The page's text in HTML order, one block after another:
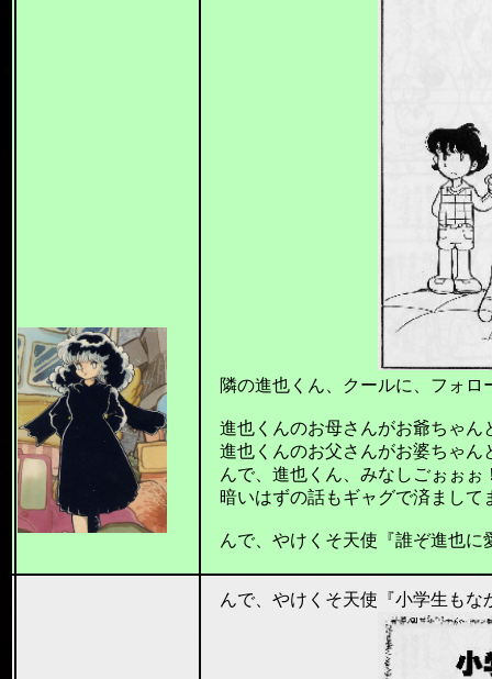
隣の進也くん、クールに、フォロ
進也くんのお母さんがお爺ちゃん
進也くんのお父さんがお婆ちゃん
んで、進也くん、みなしごぉぉぉ
暗いはずの話もギャグで済まして
んで、やけくそ天使『誰ぞ進也に
んで、やけくそ天使『小学生もな